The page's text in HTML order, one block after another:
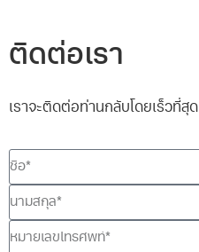
ติดต่อเรา
เราจะติดต่อท่านกลับโดยเร็วที่สุด